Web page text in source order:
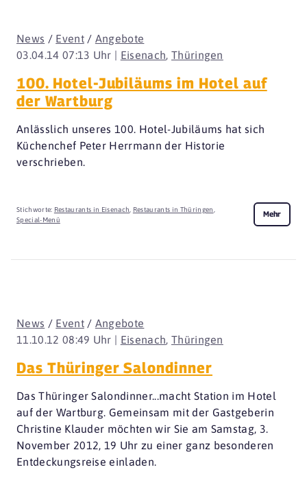
03.04.14 07:13 Uhr | Eisenach, Thüringen
News / Event/ Angebote
100. Hotel-Jubiläums im Hotel auf
der Wartburg
Anlässlich unseres 100. Hotel-Jubiläums hat sich
Küchenchef Peter Herrmann der Historie
verschrieben.
Stichworte: Restaurants in Eisenach Restaurants in Thüringen
Special-Menü
Mehr
11.10.12 08:49 Uhr | Eisenach Thüringen
News / Event/ Angebote
Das Thüringer Salondinner
Das Thüringer Salondinner...macht Station im Hotel
auf der Wartburg. Gemeinsam mit der Gastgeberin
Christine Klauder möchten wir Sie am Samstag, 3.
November 2012, 19 Uhr zu einer ganz besonderen
Entdeckungsreise einladen.